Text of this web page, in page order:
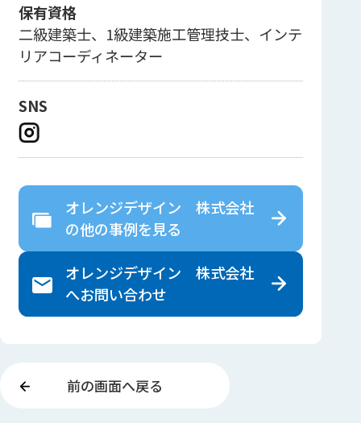
保有資格
二級建築士、1級建築施工管理技士、インテ
リアコーディネーター
SNS
オレンジデザイン 株式会社
の他の事例を見る
オレンジデザイン 株式会社
へお問い合わせ
前の画面へ戻る